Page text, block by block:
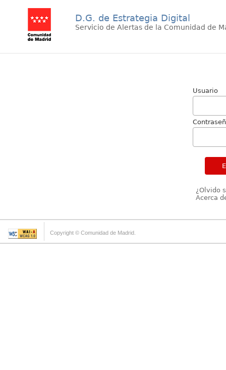
D.G. de Estrategia Digital
Servicio de Alertas de la Comunidad de
Usuario
¿Olvido
Acerca
Copyright © Comunidad de Madrid.